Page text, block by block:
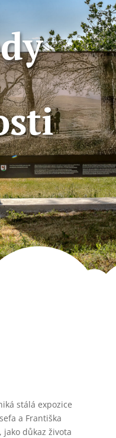
stálá expozice
a Františka
jako důkaz života